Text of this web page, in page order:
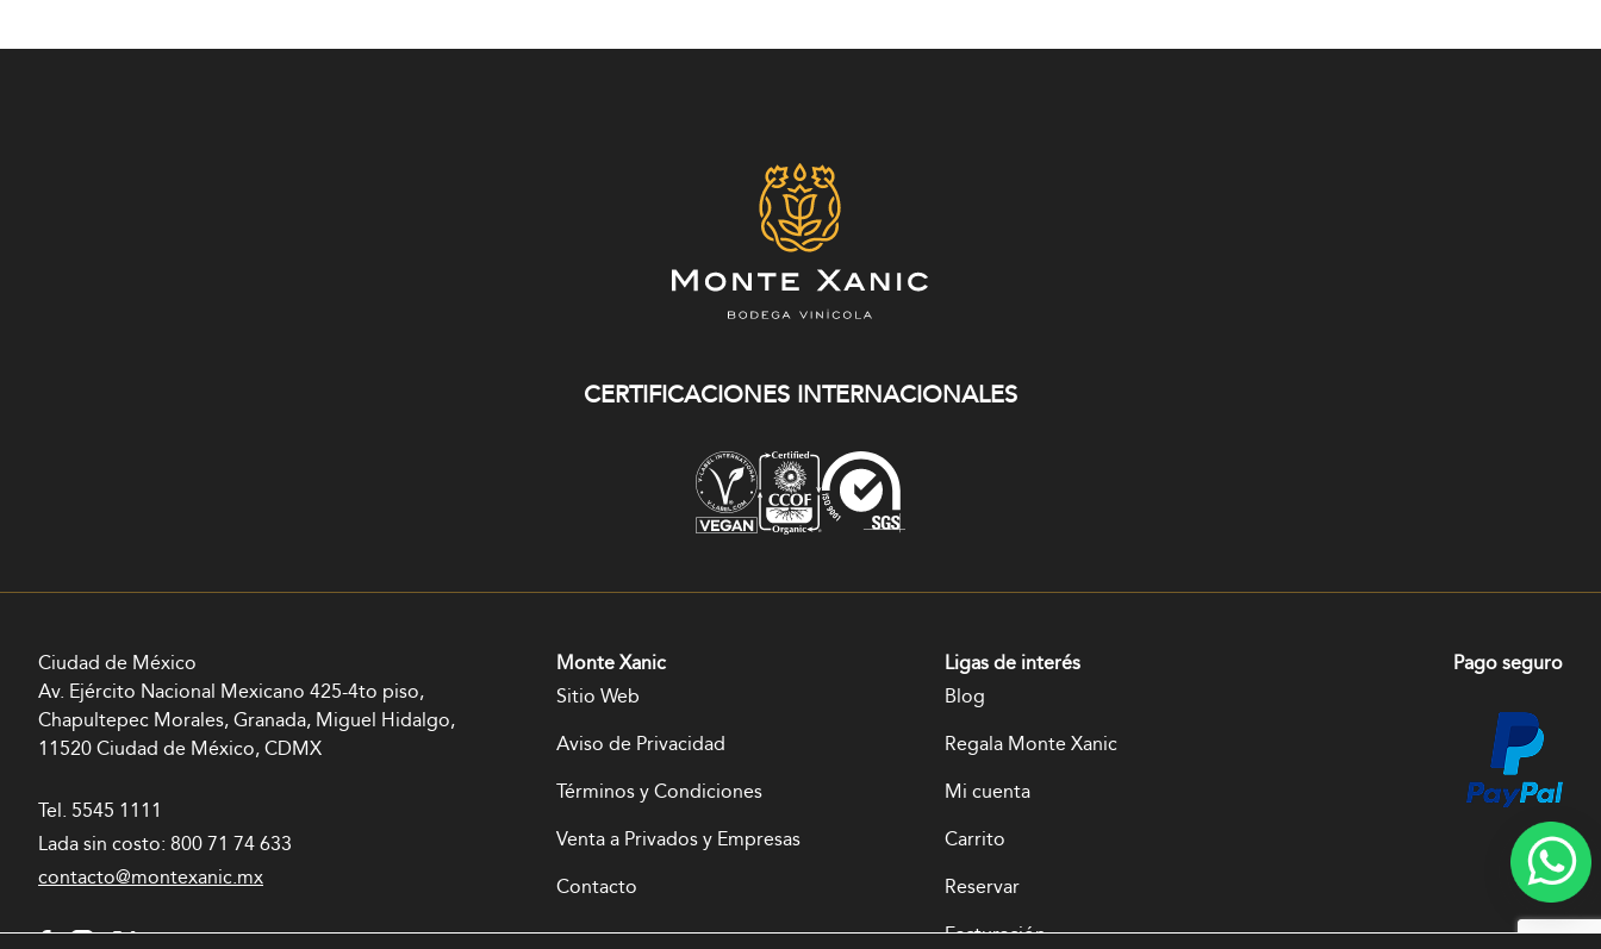
CERTIFICACIONES INTERNACIONALES
Ciudad de México
Av. Ejército Nacional Mexicano 425-4to piso,
Chapultepec Morales, Granada, Miguel Hidalgo,
11520 Ciudad de México, CDMX
Tel. 5545 1111
Lada sin costo: 800 71 74 633
contacto@montexanic.mx
Monte Xanic
Sitio Web
Aviso de Privacidad
Términos y Condiciones
Venta a Privados y Empresas
Contacto
Ligas de interés
Blog
Regala Monte Xanic
Mi cuenta
Carrito
Reservar
Facturación
Pago seguro